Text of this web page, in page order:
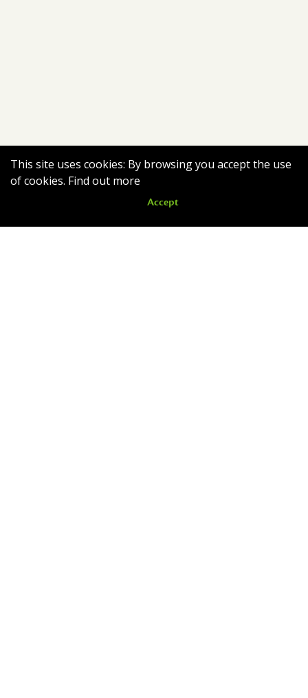
This site uses cookies: By browsing you accept the use
of cookies. Find out more
Accept